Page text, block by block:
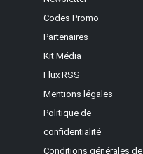
Codes Promo
Partenaires
Kit Média
Flux RSS
Mentions légales
Politique de
confidentialité
Conditions générales de